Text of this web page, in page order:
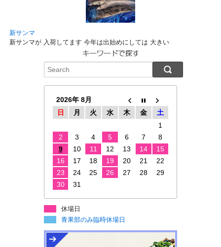
新サンマ
新サンマが 入荷してます 今年は出始めにしては 大きい
2026年 8月
日
月 火 水 木 金
土
1
2
3 4 5 6 7
8
9
10 11 12 13 14
15
16
17 18 19 20 21
22
23
24 25 26 27 28
29
30
31
休場日
青果部のみ臨時休場日